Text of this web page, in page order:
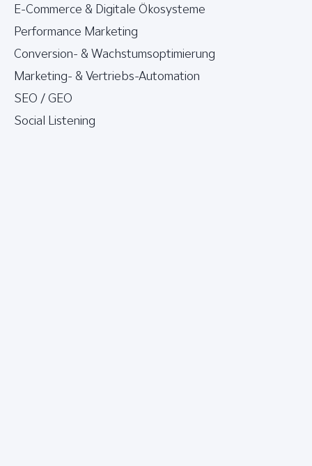
E-Commerce & Digitale Ökosysteme
Performance Marketing
Conversion- & Wachstumsoptimierung
Marketing- & Vertriebs-Automation
SEO / GEO
Social Listening